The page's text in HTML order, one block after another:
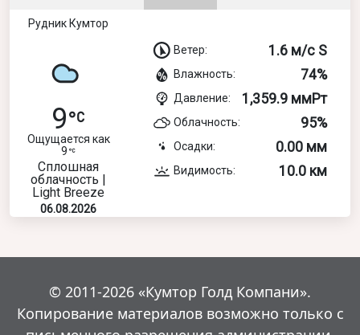
Рудник Кумтор
9
Ощущается как
9
Сплошная
облачность |
Light Breeze
06.08.2026
Ветер: 1.6 м/с S
Влажность: 74%
Давление: 1,359.9 ммРт
Облачность: 95%
Осадки: 0.00 мм
Видимость: 10.0 км
© 2011-2026 «Кумтор Голд Компани».
Копирование материалов возможно только с